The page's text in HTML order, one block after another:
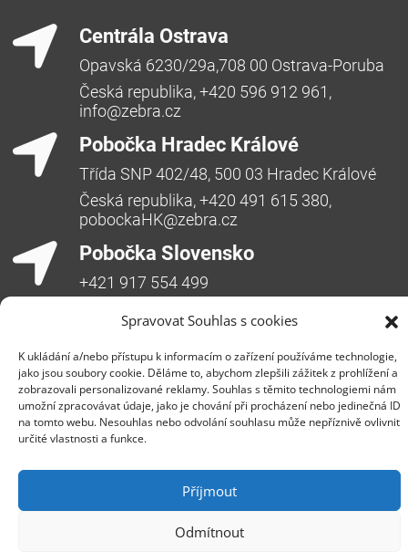
Spravovat Souhlas s cookies
K ukládání a/nebo přístupu k informacím o zařízení používáme technologie,
jako jsou soubory cookie. Děláme to, abychom zlepšili zážitek z prohlížení a
zobrazovali personalizované reklamy. Souhlas s těmito technologiemi nám
umožní zpracovávat údaje, jako je chování při procházení nebo jedinečná ID
na tomto webu. Nesouhlas nebo odvolání souhlasu může nepříznivě ovlivnit
určité vlastnosti a funkce.
Příjmout
Odmítnout
Centrála Ostrava
Opavská 6230/29a,708 00 Ostrava-Poruba
Česká republika, +420 596 912 961,
info@zebra.cz
Pobočka Hradec Králové
Třída SNP 402/48, 500 03 Hradec Králové
Česká republika, +420 491 615 380,
pobockaHK@zebra.cz
Pobočka Slovensko
+421 917 554 499
+385 99 3241 770 (HR) +381 61 6231 777
(SRB)
nebojsa.stankic@zebra.cz